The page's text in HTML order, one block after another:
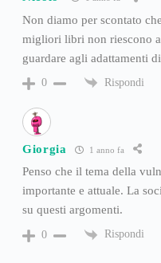
Non diamo per scontato
migliori libri non riescono
guardare agli adattamenti
0 Rispondi
Giorgia 1 anno fa
Penso che il tema della
importante e attuale. La
su questi argomenti.
0 Rispondi